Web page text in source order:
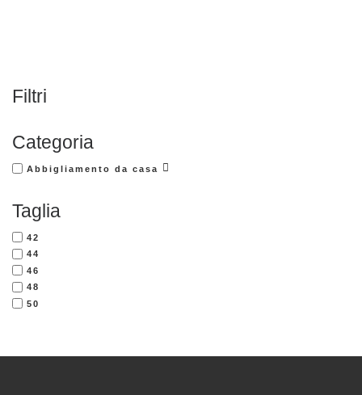
Filtri
Categoria
Abbigliamento da casa
Taglia
42
44
46
48
50